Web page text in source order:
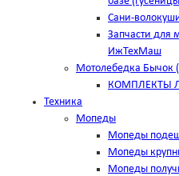
Сани-
Запчасти для
ИжТехМаш
Мотолебедка Бычок
КОМПЛЕКТЫ
Техника
Мопеды
Мопеды
Мопеды
Мопеды